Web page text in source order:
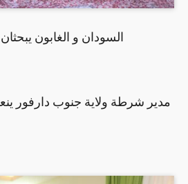
السودان و الغابون يبحثان
مدير شرطة ولاية جنوب دارفور